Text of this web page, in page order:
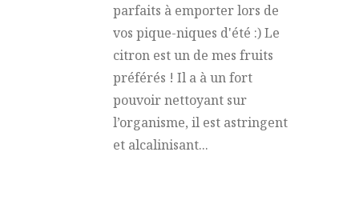
parfaits à emporter lors de
vos pique-niques d'été :) Le
citron est un de mes fruits
préférés ! Il a à un fort
pouvoir nettoyant sur
l’organisme, il est astringent
et alcalinisant...